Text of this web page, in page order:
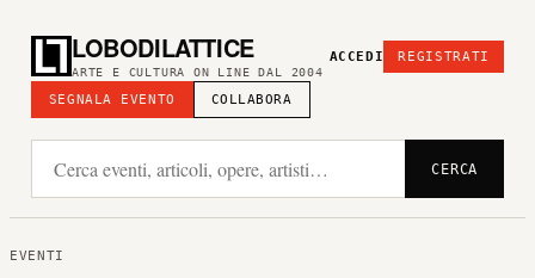
LOBODILATTICE
ARTE E CULTURA ON LINE DAL 2004
SEGNALA EVENTO COLLABORA
ACCEDI REGISTRATI
CERCA
EVENTI